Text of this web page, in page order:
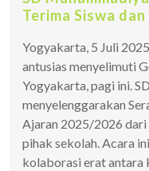
Terima Siswa
Yogyakarta, 5 Juli
antusias menyelimuti
Yogyakarta, pagi ini.
menyelenggarakan
Ajaran 2025/2026
pihak sekolah. Acara
kolaborasi erat antara